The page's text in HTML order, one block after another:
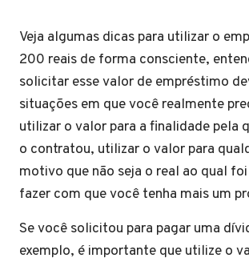
Veja algumas dicas para utilizar o
200 reais de forma consciente,
solicitar esse valor de empréstimo
situações em que você realmente
utilizar o valor para a finalidade pela
o contratou, utilizar o valor para
motivo que não seja o real ao qual
fazer com que você tenha mais um
Se você solicitou para pagar uma
exemplo, é importante que utilize o